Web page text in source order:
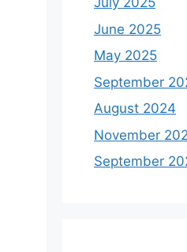
June 2025
May 2025
September
August 2024
November
September